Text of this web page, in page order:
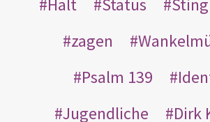
Halt
Status Sting
zagen
Psalm 139
Jugendliche
Dirk